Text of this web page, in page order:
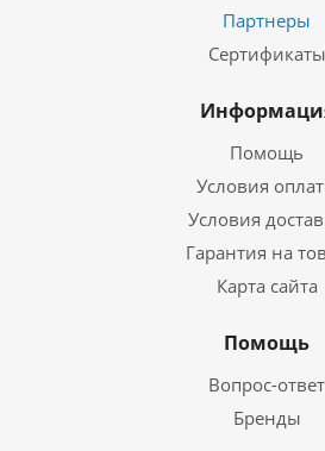
Партнеры
Сертификаты
Помощь
Условия
Условия
Гарантия на
Карта сайта
Помощь
Вопрос-ответ
Бренды